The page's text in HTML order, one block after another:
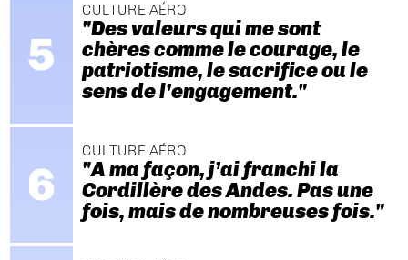
CULTURE AÉRO
"Des valeurs qui me sont
chères comme le courage, le
patriotisme, le sacrifice ou le
sens de l’engagement."
CULTURE AÉRO
"A ma façon, j’ai franchi la
Cordillère des Andes. Pas une
fois, mais de nombreuses fois."